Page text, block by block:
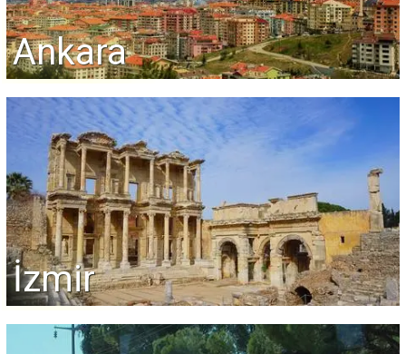
Ankara
İzmir